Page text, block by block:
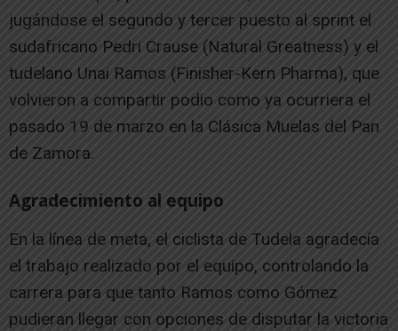
jugándose el segundo y tercer puesto al sprint el
sudafricano Pedri Crause (Natural Greatness) y el
tudelano Unai Ramos (Finisher-Kern Pharma), que
volvieron a compartir podio como ya ocurriera el
pasado 19 de marzo en la Clásica Muelas del Pan
de Zamora.
Agradecimiento al equipo
En la línea de meta, el ciclista de Tudela agradecía
el trabajo realizado por el equipo, controlando la
carrera para que tanto Ramos como Gómez
pudieran llegar con opciones de disputar la victoria